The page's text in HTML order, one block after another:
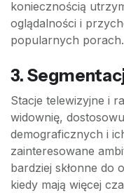
koniecznością
oglądalności i
popularnych porach.
3.
Stacje telewizyjne i
widownię,
demograficznych i
zainteresowane
bardziej skłonne do
kiedy mają więcej